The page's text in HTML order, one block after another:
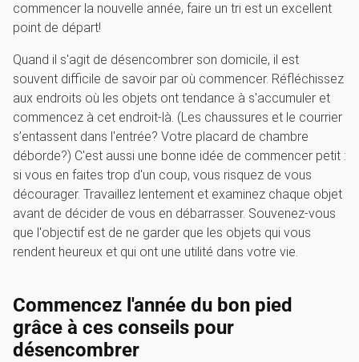
commencer la nouvelle année, faire un tri est un excellent
point de départ!
Quand il s'agit de désencombrer son domicile, il est
souvent difficile de savoir par où commencer. Réfléchissez
aux endroits où les objets ont tendance à s'accumuler et
commencez à cet endroit-là. (Les chaussures et le courrier
s’entassent dans l'entrée? Votre placard de chambre
déborde?) C'est aussi une bonne idée de commencer petit :
si vous en faites trop d'un coup, vous risquez de vous
décourager. Travaillez lentement et examinez chaque objet
avant de décider de vous en débarrasser. Souvenez-vous
que l'objectif est de ne garder que les objets qui vous
rendent heureux et qui ont une utilité dans votre vie.
Commencez l'année du bon pied
grâce à ces conseils pour
désencombrer